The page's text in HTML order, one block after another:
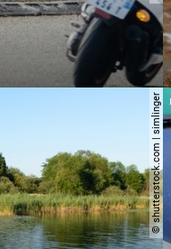
© shutterstock.com | simlinger